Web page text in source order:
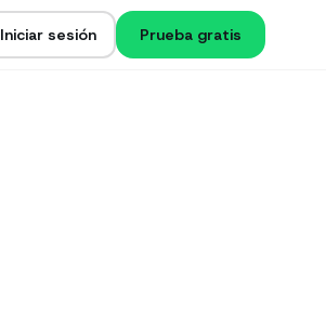
Iniciar sesión Prueba gratis